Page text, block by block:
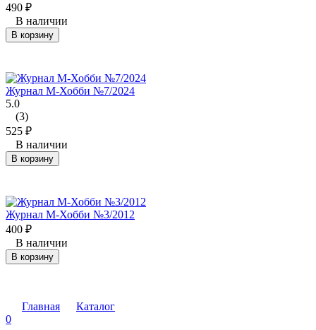
490 ₽
В наличии
В корзину
Журнал М-Хобби №7/2024
5.0
(3)
525 ₽
В наличии
В корзину
Журнал М-Хобби №3/2012
400 ₽
В наличии
В корзину
Главная
Каталог
0